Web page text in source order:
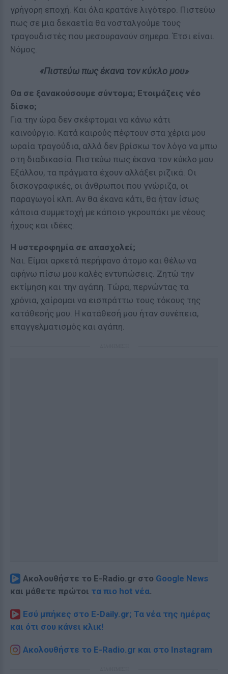
γρήγορη εποχή. Και όλα κρατάνε λιγότερο. Πιστεύω
πως σε μια δεκαετία θα νοσταλγούμε τους
τραγουδιστές που μεσουρανούν σημερα. Έτσι είναι.
Νόμος.
«Πιστεύω πως έκανα τον κύκλο μου»
Θα σε ξανακούσουμε σύντομα; Ετοιμάζεις νέο
δίσκο;
Για την ώρα δεν σκέφτομαι να κάνω κάτι
καινούργιο. Κατά καιρούς πέφτουν στα χέρια μου
ωραία τραγούδια, αλλά δεν βρίσκω τον λόγο να μπω
στη διαδικασία. Πιστεύω πως έκανα τον κύκλο μου.
Εξάλλου, τα πράγματα έχουν αλλάξει ριζικά. Οι
δισκογραφικές, οι άνθρωποι που γνώριζα, οι
παραγωγοί κλπ. Αν θα έκανα κάτι, θα ήταν ίσως
κάποια συμμετοχή με κάποιο γκρουπάκι με νέους
ήχους και ιδέες.
Η υστεροφημία σε απασχολεί;
Ναι. Είμαι αρκετά περήφανο άτομο και θέλω να
αφήνω πίσω μου καλές εντυπώσεις. Ζητώ την
εκτίμηση και την αγάπη. Τώρα, περνώντας τα
χρόνια, χαίρομαι να εισπράττω τους τόκους της
κατάθεσής μου. Η κατάθεσή μου ήταν συνέπεια,
επαγγελματισμός και αγάπη.
Ακολουθήστε το E-Radio.gr στο Google News
και μάθετε πρώτοι τα πιο hot νέα.
Εσύ μπήκες στο E-Daily.gr; Τα νέα της ημέρας
και ότι σου κάνει κλικ!
Ακολουθήστε το E-Radio.gr και στο Instagram